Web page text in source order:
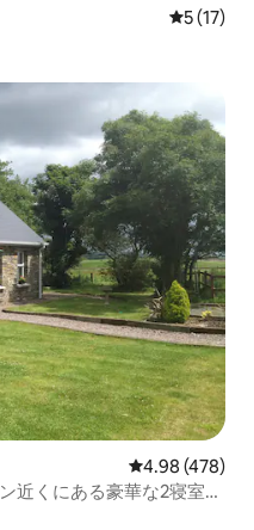
レビュー
5 (17)
レビュー478
4.98 (478)
近くにある豪華な2寝室の